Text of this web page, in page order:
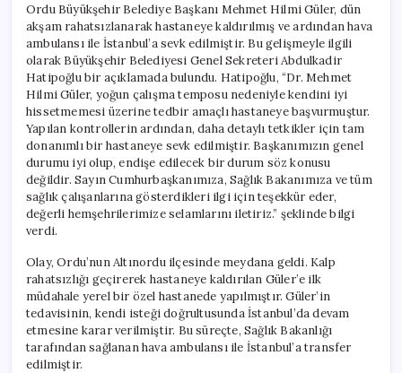
Güler’in
Sağlık
Durumu
Hakkında
Son
Gelişmeler
için
Ordu Büyükşehir Belediye Başkanı Mehmet Hilmi Güler, dün
akşam rahatsızlanarak hastaneye kaldırılmış ve ardından hava
ambulansı ile İstanbul’a sevk edilmiştir. Bu gelişmeyle ilgili
olarak Büyükşehir Belediyesi Genel Sekreteri Abdulkadir
Hatipoğlu bir açıklamada bulundu. Hatipoğlu, “Dr. Mehmet
Hilmi Güler, yoğun çalışma temposu nedeniyle kendini iyi
hissetmemesi üzerine tedbir amaçlı hastaneye başvurmuştur.
Yapılan kontrollerin ardından, daha detaylı tetkikler için tam
donanımlı bir hastaneye sevk edilmiştir. Başkanımızın genel
durumu iyi olup, endişe edilecek bir durum söz konusu
değildir. Sayın Cumhurbaşkanımıza, Sağlık Bakanımıza ve tüm
sağlık çalışanlarına gösterdikleri ilgi için teşekkür eder,
değerli hemşehrilerimize selamlarını iletiriz.” şeklinde bilgi
verdi.
Olay, Ordu’nun Altınordu ilçesinde meydana geldi. Kalp
rahatsızlığı geçirerek hastaneye kaldırılan Güler’e ilk
müdahale yerel bir özel hastanede yapılmıştır. Güler’in
tedavisinin, kendi isteği doğrultusunda İstanbul’da devam
etmesine karar verilmiştir. Bu süreçte, Sağlık Bakanlığı
tarafından sağlanan hava ambulansı ile İstanbul’a transfer
edilmiştir.